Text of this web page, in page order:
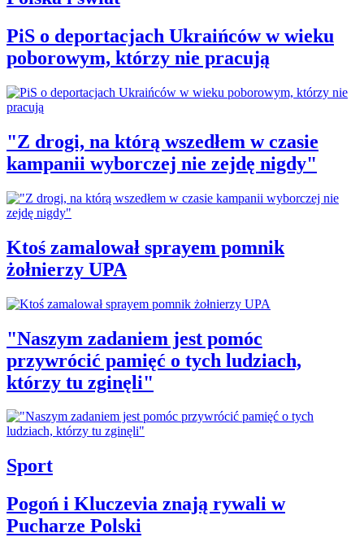
PiS o deportacjach Ukraińców w wieku
poborowym, którzy nie pracują
"Z drogi, na którą wszedłem w czasie
kampanii wyborczej nie zejdę nigdy"
Ktoś zamalował sprayem pomnik
żołnierzy UPA
"Naszym zadaniem jest pomóc
przywrócić pamięć o tych ludziach,
którzy tu zginęli"
Sport
Pogoń i Kluczevia znają rywali w
Pucharze Polski